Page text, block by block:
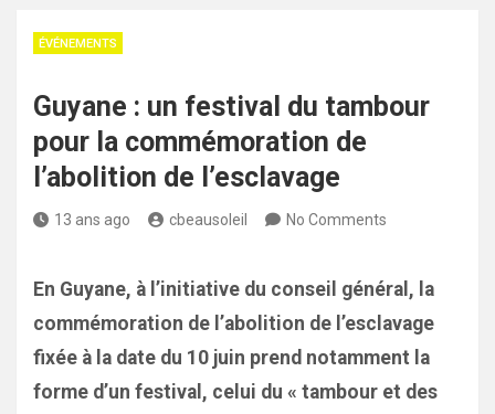
ÉVÉNEMENTS
Guyane : un festival du tambour
pour la commémoration de
l’abolition de l’esclavage
13 ans ago cbeausoleil No Comments
En Guyane, à l’initiative du conseil général, la
commémoration de l’abolition de l’esclavage
fixée à la date du 10 juin prend notamment la
forme d’un festival, celui du « tambour et des